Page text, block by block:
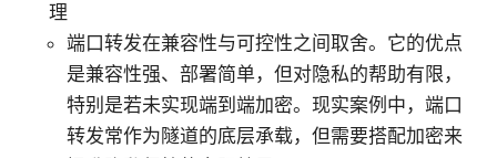
理
端口转发在兼容性与可控性之间取舍。它的优点
是兼容性强、部署简单，但对隐私的帮助有限，
特别是若未实现端到端加密。现实案例中，端口
转发常作为隧道的底层承载，但需要搭配加密来